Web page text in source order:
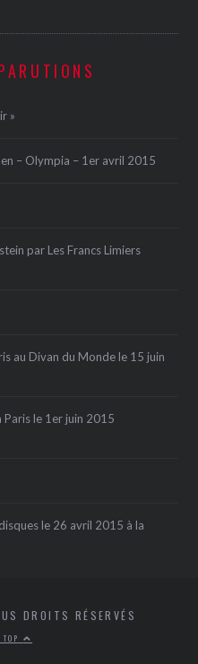
»
– Olympia – 1er avril 2015
par Les Francs Limiers
au Divan du Monde le 15 juin
Paris le 1er juin 2015
le 26 avril 2015 à la
DROITS RÉSERVÉS